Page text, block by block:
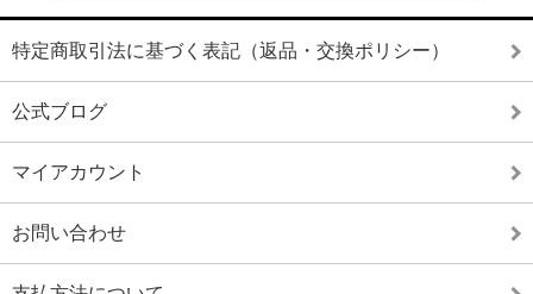
特定商取引法に基づく表記（返品・交換ポリシー）
公式ブログ
マイアカウント
お問い合わせ